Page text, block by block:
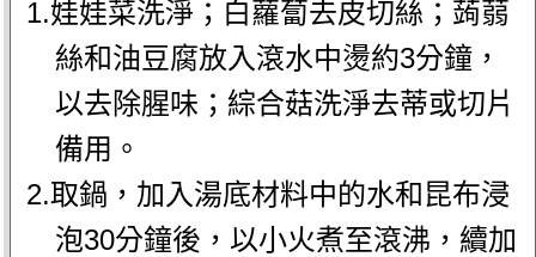
1.娃娃菜洗淨；白蘿蔔去皮切絲；蒟蒻
絲和油豆腐放入滾水中燙約3分鐘，
以去除腥味；綜合菇洗淨去蒂或切片
備用。
2.取鍋，加入湯底材料中的水和昆布浸
泡30分鐘後，以小火煮至滾沸，續加